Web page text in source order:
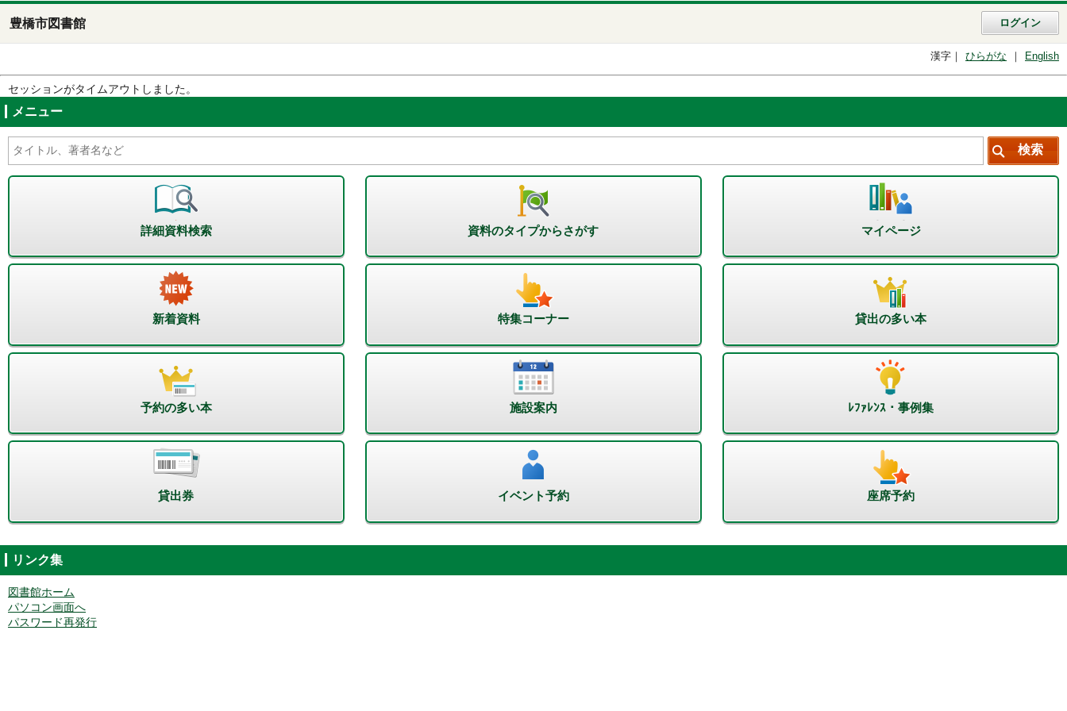
豊橋市図書館 ログイン
漢字 ひらがな English
セッションがタイムアウトしました。
メニュー
詳細資料検索 資料のタイプからさがす マイページ
新着資料 特集コーナー 貸出の多い本
予約の多い本 施設案内 ﾚﾌｧﾚﾝｽ・事例集
貸出券 イベント予約 座席予約
リンク集
図書館ホーム
パソコン画面へ
パスワード再発行